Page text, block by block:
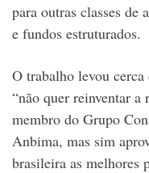
para outras classes
e fundos estruturados.
O trabalho levou
“não quer reinventar
membro do Grupo
Anbima, mas sim
brasileira as melhores